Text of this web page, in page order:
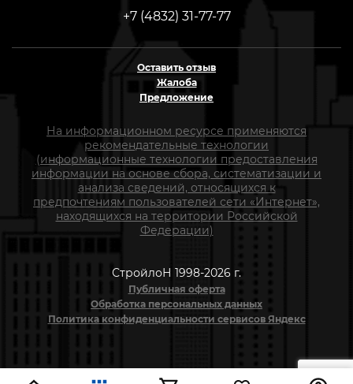
+7 (4832) 31-77-77
Оставить отзыв
Жалоба
Предложение
На информационном ресурсе применяются
рекомендательные технологии
(информационные технологии предоставления
информации на основе сбора, систематизации и
анализа сведений, относящихся к
предпочтениям пользователей сети «Интернет»,
находящихся на территории Российской
Федерации)
СтройлоН 1998-2026 г.
Публичная оферта
Обработка персональных данных
Политика конфиденциальности сервисов Яндекс